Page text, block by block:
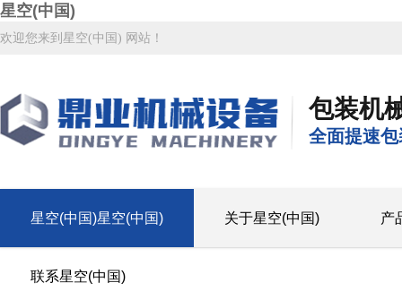
星空(中国)
欢迎您来到星空(中国) 网站！
包装机
全面提速
星空(中国)星空(中国) 关于星空(中国) 产
联系星空(中国)